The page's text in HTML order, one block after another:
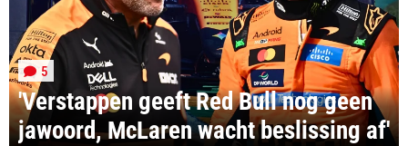
'Verstappen geeft Red Bull nog geen
jawoord, McLaren wacht beslissing af'
5